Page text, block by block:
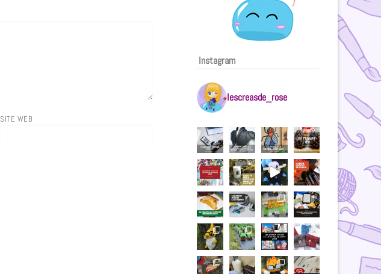
SITE WEB
Instagram
lescreasde_rose